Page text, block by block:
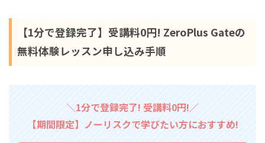
【1分で登録完了】受講料0円! ZeroPlus Gateの
無料体験レッスン申し込み手順
＼1分で登録完了! 受講料0円!／
【期間限定】ノーリスクで学びたい方におすすめ!